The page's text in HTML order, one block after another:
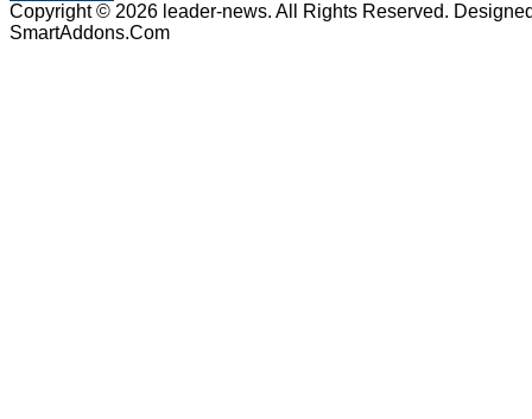
Copyright © 2026 leader-news. All Rights Reserved.
SmartAddons.Com